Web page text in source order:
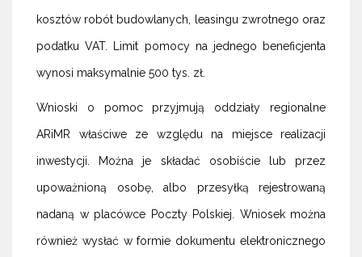
kosztów robót budowlanych, leasingu zwrotnego oraz
podatku VAT. Limit pomocy na jednego beneficjenta
wynosi maksymalnie 500 tys. zł.
Wnioski o pomoc przyjmują oddziały regionalne
ARiMR właściwe ze względu na miejsce realizacji
inwestycji. Można je składać osobiście lub przez
upoważnioną osobę, albo przesyłką rejestrowaną
nadaną w placówce Poczty Polskiej. Wniosek można
również wysłać w formie dokumentu elektronicznego